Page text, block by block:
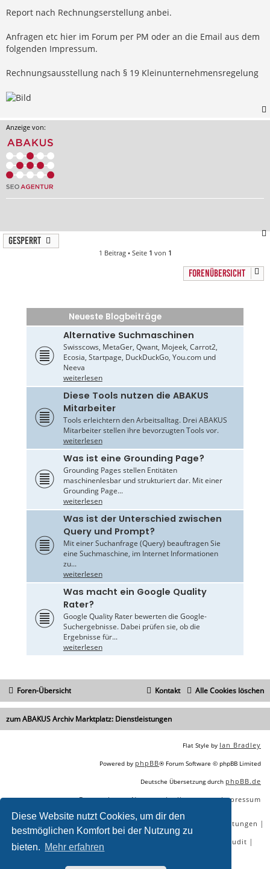
Diese Website nutzt Cookies, um dir den
bestmöglichen Komfort bei der Nutzung zu
bieten. Mehr erfahren
Report nach Rechnungserstellung anbei.
Anfragen etc hier im Forum per PM oder an die Email aus dem
folgenden Impressum.
Rechnungsausstellung nach § 19 Kleinunternehmensregelung
Anzeige von:
Gesperrt
1 Beitrag • Seite 1 von 1
FORENÜBERSICHT
Neueste Blogbeiträge
Alternative Suchmaschinen
Swisscows, MetaGer, Qwant, Mojeek, Carrot2,
Ecosia, Startpage, DuckDuckGo, You.com und
Neeva
weiterlesen
Diese Tools nutzen die ABAKUS
Mitarbeiter
Tools erleichtern den Arbeitsalltag. Drei ABAKUS
Mitarbeiter stellen ihre bevorzugten Tools vor.
weiterlesen
Was ist eine Grounding Page?
Grounding Pages stellen Entitäten
maschinenlesbar und strukturiert dar. Mit einer
Grounding Page...
weiterlesen
Was ist der Unterschied zwischen
Query und Prompt?
Mit einer Suchanfrage (Query) beauftragen Sie
eine Suchmaschine, im Internet Informationen
zu...
weiterlesen
Was macht ein Google Quality
Rater?
Google Quality Rater bewerten die Google-
Suchergebnisse. Dabei prüfen sie, ob die
Ergebnisse für...
weiterlesen
Foren-Übersicht Alle Cookies löschen
Kontakt
zum ABAKUS Archiv Marktplatz: Dienstleistungen
Flat Style by Ian Bradley
Powered by phpBB® Forum Software © phpBB Limited
Deutsche Übersetzung durch phpBB.de
Datenschutz|Nutzungsbedingungen|Impressum
SEO Online Tools SEO Dienstleistungen |
SEO Workshops | SEO Beratung SEO Audit |